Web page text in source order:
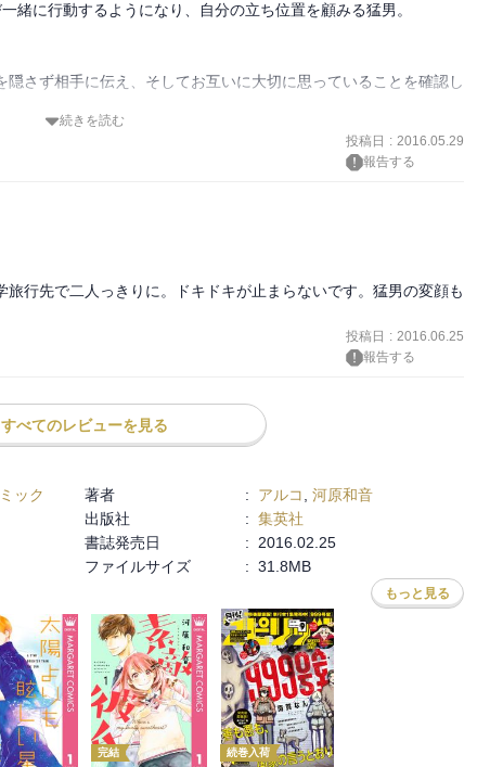
緒に行動するようになり、自分の立ち位置を顧みる猛男。
さず相手に伝え、そしてお互いに大切に思っていることを確認し
をしている姿に、いろんな意味で「高校生なんだなぁ」と思わされ
わずかに明らかになったところで、この巻は終了。
。
続きを読む
投稿日 : 2016.05.29
報告する
行先で二人っきりに。ドキドキが止まらないです。猛男の変顔も
投稿日 : 2016.06.25
報告する
すべてのレビューを見る
ック 著者 : アルコ, 河原和音
出版社 : 集英社
書誌発売日 : 2016.02.25
ファイルサイズ : 31.8MB
もっと見る
完結 続巻入荷